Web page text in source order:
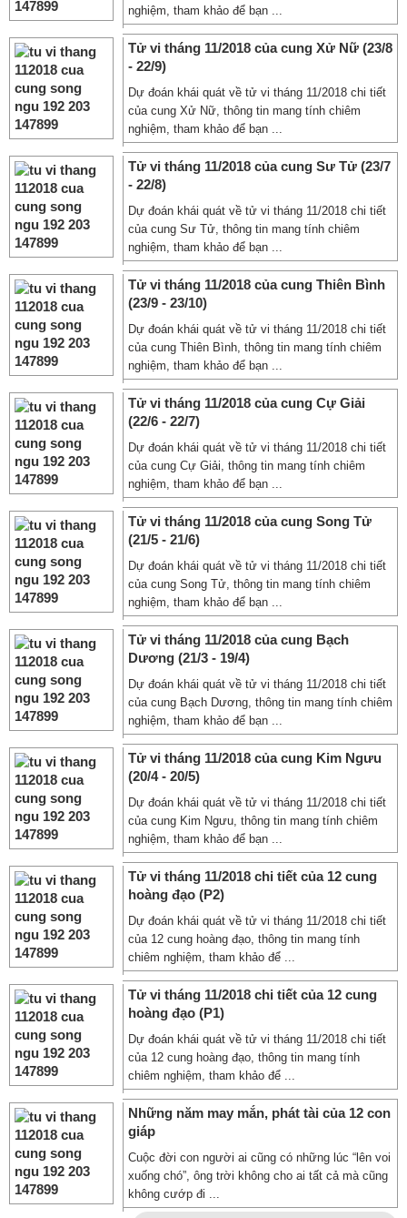
nghiệm, tham khảo để bạn ...
Tử vi tháng 11/2018 của cung Xử Nữ (23/8
- 22/9)
Dự đoán khái quát về tử vi tháng 11/2018 chi tiết
của cung Xử Nữ, thông tin mang tính chiêm
nghiệm, tham khảo để bạn ...
Tử vi tháng 11/2018 của cung Sư Tử (23/7
- 22/8)
Dự đoán khái quát về tử vi tháng 11/2018 chi tiết
của cung Sư Tử, thông tin mang tính chiêm
nghiệm, tham khảo để bạn ...
Tử vi tháng 11/2018 của cung Thiên Bình
(23/9 - 23/10)
Dự đoán khái quát về tử vi tháng 11/2018 chi tiết
của cung Thiên Bình, thông tin mang tính chiêm
nghiệm, tham khảo để bạn ...
Tử vi tháng 11/2018 của cung Cự Giải
(22/6 - 22/7)
Dự đoán khái quát về tử vi tháng 11/2018 chi tiết
của cung Cự Giải, thông tin mang tính chiêm
nghiệm, tham khảo để bạn ...
Tử vi tháng 11/2018 của cung Song Tử
(21/5 - 21/6)
Dự đoán khái quát về tử vi tháng 11/2018 chi tiết
của cung Song Tử, thông tin mang tính chiêm
nghiệm, tham khảo để bạn ...
Tử vi tháng 11/2018 của cung Bạch
Dương (21/3 - 19/4)
Dự đoán khái quát về tử vi tháng 11/2018 chi tiết
của cung Bạch Dương, thông tin mang tính chiêm
nghiệm, tham khảo để bạn ...
Tử vi tháng 11/2018 của cung Kim Ngưu
(20/4 - 20/5)
Dự đoán khái quát về tử vi tháng 11/2018 chi tiết
của cung Kim Ngưu, thông tin mang tính chiêm
nghiệm, tham khảo để bạn ...
Tử vi tháng 11/2018 chi tiết của 12 cung
hoàng đạo (P2)
Dự đoán khái quát về tử vi tháng 11/2018 chi tiết
của 12 cung hoàng đạo, thông tin mang tính
chiêm nghiệm, tham khảo để ...
Tử vi tháng 11/2018 chi tiết của 12 cung
hoàng đạo (P1)
Dự đoán khái quát về tử vi tháng 11/2018 chi tiết
của 12 cung hoàng đạo, thông tin mang tính
chiêm nghiệm, tham khảo để ...
Những năm may mắn, phát tài của 12 con
giáp
Cuộc đời con người ai cũng có những lúc “lên voi
xuống chó”, ông trời không cho ai tất cả mà cũng
không cướp đi ...